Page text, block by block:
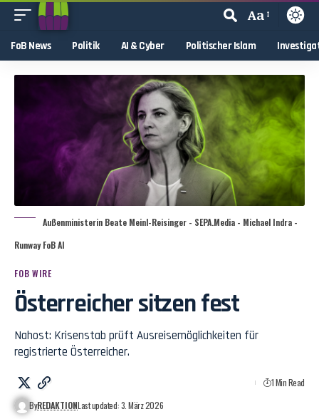
Aa
FoB News Politik AI & Cyber Politischer Islam
Außenministerin Beate Meinl-Reisinger - SEPA.Media - Michael Indra -
Runway FoB AI
FOB WIRE
Österreicher sitzen fest
Nahost: Krisenstab prüft Ausreisemöglichkeiten für
registrierte Österreicher.
ByREDAKTIONLast updated: 3. März 2026
1 Min Read